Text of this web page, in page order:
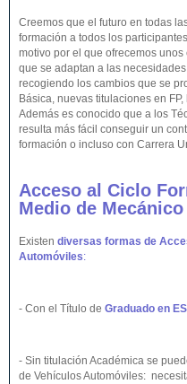
Creemos que el futuro en todas
formación a todos los
motivo por el que ofrecemos
que se adaptan a las
recogiendo los cambios que se
Básica, nuevas titulaciones en
Además es conocido que a los
resulta más fácil conseguir un
formación o incluso con Carrera
Acceso al Ciclo
Medio de
Existen diversas formas de
Automóviles:
- Con el Título de Graduado en
- Sin titulación Académica se
de Vehículos Automóviles: